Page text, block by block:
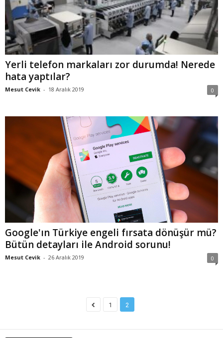
Yerli telefon markaları zor durumda! Nerede
hata yaptılar?
Mesut Cevik - 18 Aralık 2019 0
Google'ın Türkiye engeli fırsata dönüşür mü?
Bütün detayları ile Android sorunu!
Mesut Cevik - 26 Aralık 2019 0
1 2